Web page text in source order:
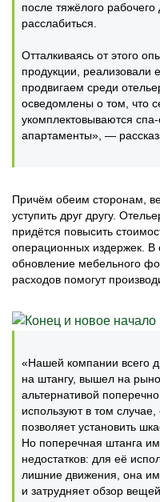
после тяжёлого
расслабиться.
Отталкиваясь от этого
продукции, реализовали
продвигаем среди
осведомлены о том, что
укомплектовываются
апартаменты», —
Причём обеим сторонам,
уступить друг другу.
придётся повысить
операционных издержек. В
обновление мебельного
расходов помогут
«Нашей компании всего
на штангу, вышел на
альтернативой
используют в том
позволяет установить
Но поперечная штанга
недостатков: для её
лишние движения, она
и затрудняет обзор вещей.